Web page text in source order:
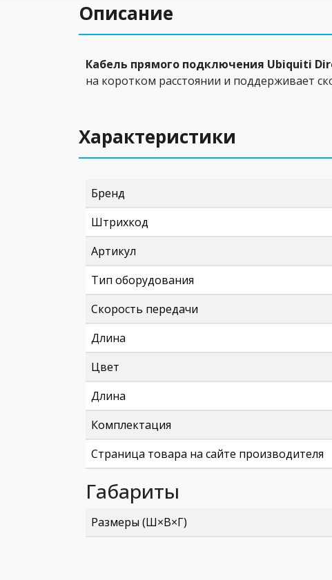
Описание
Кабель прямого подключения Ubiquiti
на коротком расстоянии и поддерживает
Характеристики
Бренд
Штрихкод
Артикул
Тип оборудования
Скорость передачи
Длина
Цвет
Длина
Комплектация
Страница товара на сайте производителя
Габариты
Размеры (Ш×В×Г)